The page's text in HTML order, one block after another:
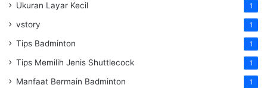
Ukuran Layar Kecil 1
vstory 1
Tips Badminton 1
Tips Memilih Jenis Shuttlecock 1
Manfaat Bermain Badminton 1